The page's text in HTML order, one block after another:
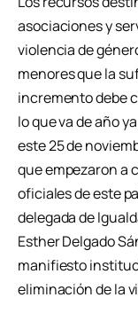
asociaciones y
violencia de
menores que la
incremento debe
lo que va de año
este 25 de
que empezaron a
oficiales de este
delegada de
Esther Delgado
manifiesto
eliminación de la